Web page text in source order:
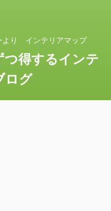
より インテリアマップ
得するインテ
ログ